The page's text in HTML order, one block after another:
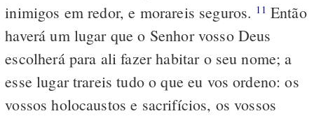
inimigos em redor, e morareis seguros. 11 Então
haverá um lugar que o Senhor vosso Deus
escolherá para ali fazer habitar o seu nome; a
esse lugar trareis tudo o que eu vos ordeno: os
vossos holocaustos e sacrifícios, os vossos